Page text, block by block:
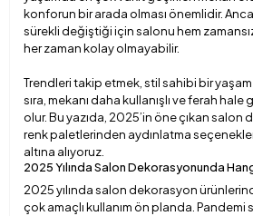
konforun bir arada olması önemlidir.
sürekli değiştiği için salonu hem
her zaman kolay olmayabilir.
Trendleri takip etmek, stil sahibi bir yaşam
sıra, mekanı daha kullanışlı ve ferah hale
olur. Bu yazıda, 2025’in öne çıkan salon
renk paletlerinden aydınlatma
altına alıyoruz.
2025 Yılında Salon Dekorasyonunda
2025 yılında salon dekorasyon
çok amaçlı kullanım ön planda. Pandemi